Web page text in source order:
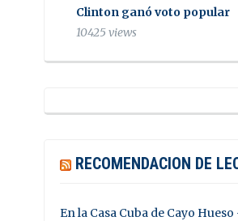
Clinton ganó voto popular
10425 views
RECOMENDACION DE
En la Casa Cuba de Cayo